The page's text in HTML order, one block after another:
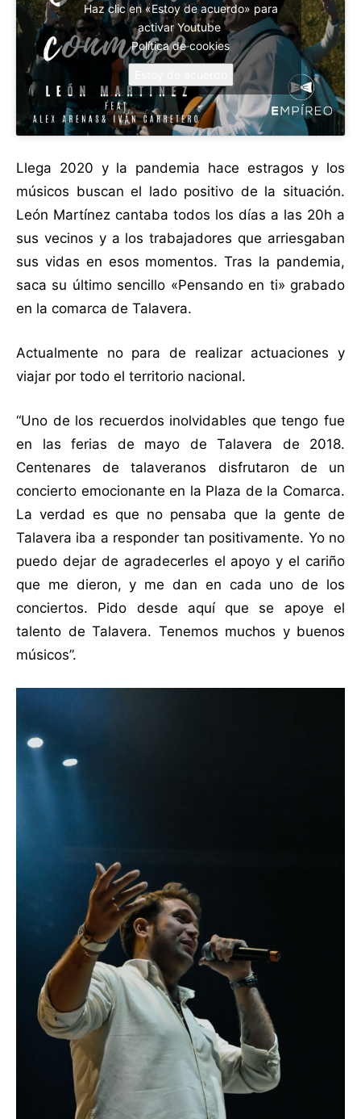
Haz clic en «Estoy de acuerdo» para
activar Youtube
Política de cookies
Llega 2020 y la pandemia hace estragos y los
músicos buscan el lado positivo de la situación.
León Martínez cantaba todos los días a las 20h a
sus vecinos y a los trabajadores que arriesgaban
sus vidas en esos momentos. Tras la pandemia,
saca su último sencillo «Pensando en ti» grabado
en la comarca de Talavera.
Actualmente no para de realizar actuaciones y
viajar por todo el territorio nacional.
“Uno de los recuerdos inolvidables que tengo fue
en las ferias de mayo de Talavera de 2018.
Centenares de talaveranos disfrutaron de un
concierto emocionante en la Plaza de la Comarca.
La verdad es que no pensaba que la gente de
Talavera iba a responder tan positivamente. Yo no
puedo dejar de agradecerles el apoyo y el cariño
que me dieron, y me dan en cada uno de los
conciertos. Pido desde aquí que se apoye el
talento de Talavera. Tenemos muchos y buenos
músicos”.